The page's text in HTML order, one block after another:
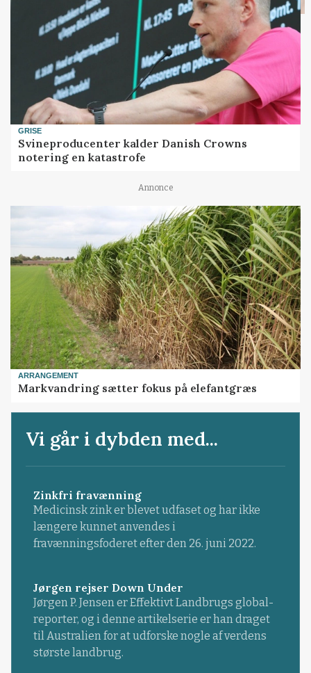
GRISE
Svineproducenter kalder Danish Crowns
notering en katastrofe
Annonce
ARRANGEMENT
Markvandring sætter fokus på elefantgræs
Vi går i dybden med...
Zinkfri fravænning
Medicinsk zink er blevet udfaset og har ikke
længere kunnet anvendes i
fravænningsfoderet efter den 26. juni 2022.
Jørgen rejser Down Under
Jørgen P. Jensen er Effektivt Landbrugs global-
reporter, og i denne artikelserie er han draget
til Australien for at udforske nogle af verdens
største landbrug.